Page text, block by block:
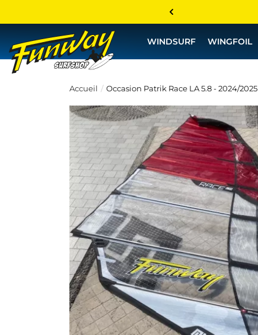
WINDSURF WINGFOIL
Accueil Occasion Patrik Race LA 5.8 - 2024/2025